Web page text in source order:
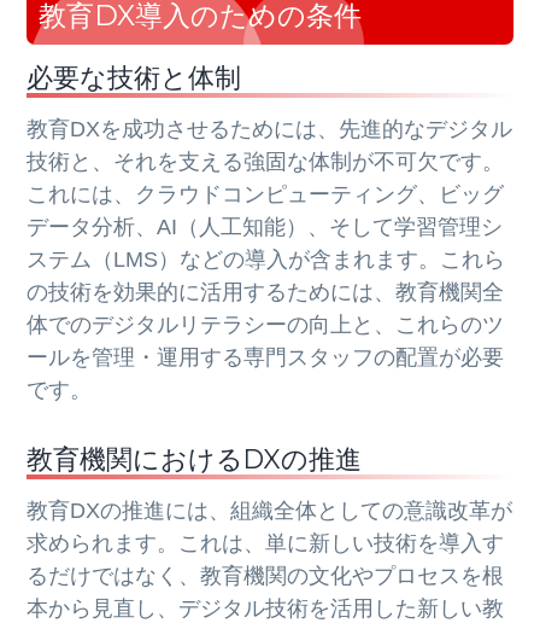
教育DX導入のための条件
必要な技術と体制
教育DXを成功させるためには、先進的なデジタル
技術と、それを支える強固な体制が不可欠です。
これには、クラウドコンピューティング、ビッグ
データ分析、AI（人工知能）、そして学習管理シ
ステム（LMS）などの導入が含まれます。これら
の技術を効果的に活用するためには、教育機関全
体でのデジタルリテラシーの向上と、これらのツ
ールを管理・運用する専門スタッフの配置が必要
です。
教育機関におけるDXの推進
教育DXの推進には、組織全体としての意識改革が
求められます。これは、単に新しい技術を導入す
るだけではなく、教育機関の文化やプロセスを根
本から見直し、デジタル技術を活用した新しい教